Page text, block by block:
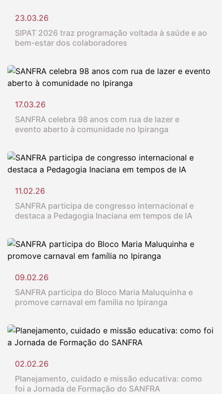
23.03.26
SIPAT 2026 traz programação voltada à saúde e ao
bem-estar dos colaboradores
17.03.26
SANFRA celebra 98 anos com rua de lazer e
evento aberto à comunidade no Ipiranga
11.02.26
SANFRA participa de congresso internacional e
destaca a Pedagogia Inaciana em tempos de IA
09.02.26
SANFRA participa do Bloco Maria Maluquinha e
promove carnaval em família no Ipiranga
02.02.26
Planejamento, cuidado e missão educativa: como
foi a Jornada de Formação do SANFRA